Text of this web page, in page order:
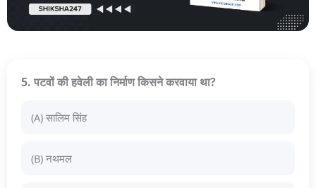
5. पटवों की हवेली का निर्माण किसने करवाया था?
(A) सालिम सिंह
(B) नथमल